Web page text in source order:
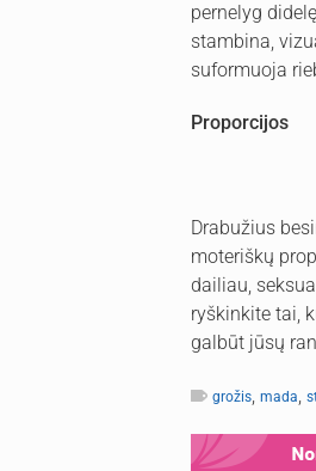
pernelyg
stambina,
suformuoja
Proporcijos
Drabužius
moteriškų
dailiau,
ryškinkite tai,
galbūt jūsų
grožis, mada,